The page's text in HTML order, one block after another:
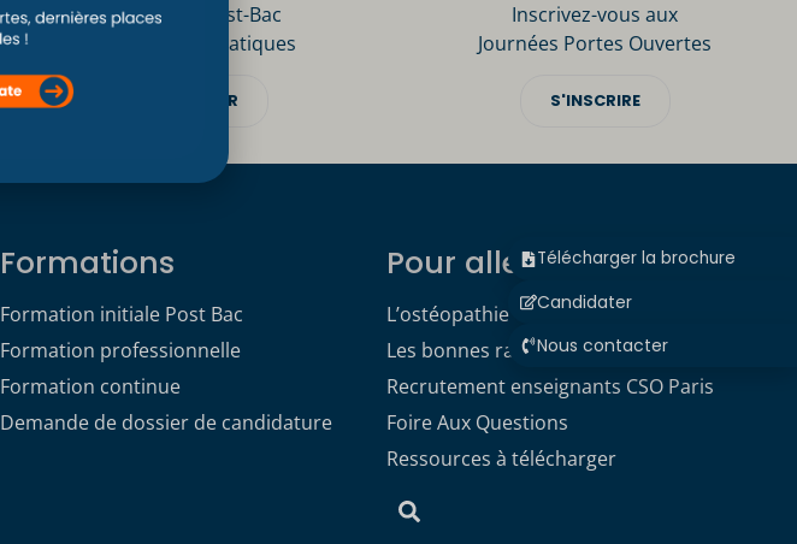
Télécharger la brochure
Candidater
Nous contacter
Inscription Post-Bac
Informations pratiques
DÉCOUVRIR
Inscrivez-vous aux
Journées Portes Ouvertes
S'INSCRIRE
Formations
Formation initiale Post Bac
Formation professionnelle
Formation continue
Demande de dossier de candidature
Pour aller plus loin
L’ostéopathie
Les bonnes raisons de choisir le CSO
Recrutement enseignants CSO Paris
Foire Aux Questions
Ressources à télécharger